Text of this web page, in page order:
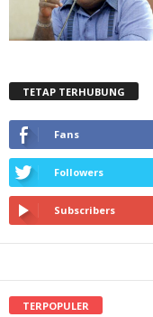
TETAP TERHUBUNG
Fans
Followers
Subscribers
TERPOPULER